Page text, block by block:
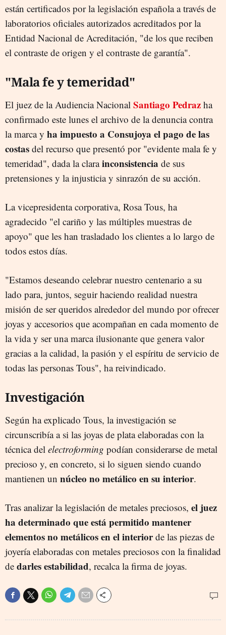
están certificados por la legislación española a través de
laboratorios oficiales autorizados acreditados por la
Entidad Nacional de Acreditación, "de los que reciben
el contraste de origen y el contraste de garantía".
"Mala fe y temeridad"
El juez de la Audiencia Nacional Santiago Pedraz ha
confirmado este lunes el archivo de la denuncia contra
la marca y ha impuesto a Consujoya el pago de las
costas del recurso que presentó por "evidente mala fe y
temeridad", dada la clarainconsistencia de sus
pretensiones y la injusticia y sinrazón de su acción.
La vicepresidenta corporativa, Rosa Tous, ha
agradecido "el cariño y las múltiples muestras de
apoyo" que les han trasladado los clientes a lo largo de
todos estos días.
"Estamos deseando celebrar nuestro centenario a su
lado para, juntos, seguir haciendo realidad nuestra
misión de ser queridos alrededor del mundo por ofrecer
joyas y accesorios que acompañan en cada momento de
la vida y ser una marca ilusionante que genera valor
gracias a la calidad, la pasión y el espíritu de servicio de
todas las personas Tous", ha reivindicado.
Investigación
Según ha explicado Tous, la investigación se
circunscribía a si las joyas de plata elaboradas con la
técnica del electroforming podían considerarse de metal
precioso y, en concreto, si lo siguen siendo cuando
mantienen un núcleo no metálico en su interior.
Tras analizar la legislación de metales preciosos, el juez
ha determinado que está permitido mantener
elementos no metálicos en el interiorde las piezas de
joyería elaboradas con metales preciosos con la finalidad
de darles estabilidad, recalca la firma de joyas.